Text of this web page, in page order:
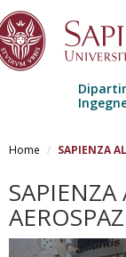
Home SAPIENZA
SAPIENZA